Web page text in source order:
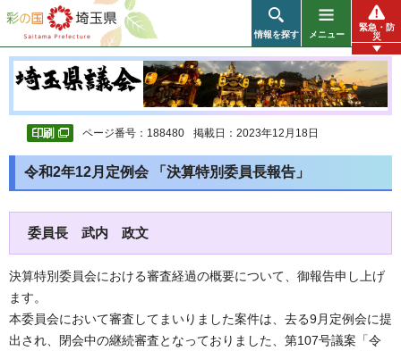
彩の国 埼玉県
情報を探す メニュー
緊急・防
災
ページ番号：188480 掲載日：2023年12月18日
令和2年12月定例会 「決算特別委員長報告」
委員長 武内 政文
決算特別委員会における審査経過の概要について、御報告申し上げ
ます。
本委員会において審査してまいりました案件は、去る9月定例会に提
出され、閉会中の継続審査となっておりました、第107号議案「令